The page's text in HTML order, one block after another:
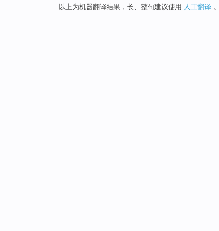
以上为机器翻译结果，长、整句建议使用 人工翻译